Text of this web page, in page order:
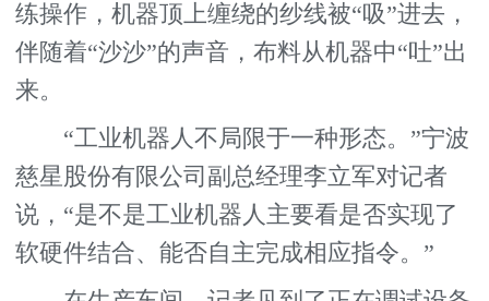
练操作，机器顶上缠绕的纱线被“吸”进去，
伴随着“沙沙”的声音，布料从机器中“吐”出
来。
“工业机器人不局限于一种形态。”宁波
慈星股份有限公司副总经理李立军对记者
说，“是不是工业机器人主要看是否实现了
软硬件结合、能否自主完成相应指令。”